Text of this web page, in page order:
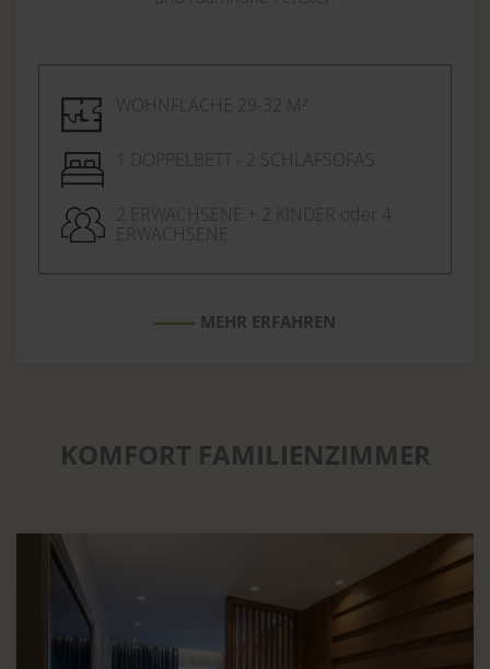
WOHNFLÄCHE 29-32 M²
1 DOPPELBETT - 2 SCHLAFSOFAS
2 ERWACHSENE + 2 KINDER oder 4
ERWACHSENE
MEHR ERFAHREN
KOMFORT FAMILIENZIMMER